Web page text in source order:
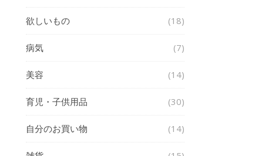
欲しいもの (18)
病気 (7)
美容 (14)
育児・子供用品 (30)
自分のお買い物 (14)